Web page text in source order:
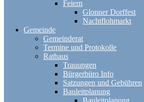
Feiern
Glonner Dorffest
Nachtflohmarkt
Gemeinde
Gemeinderat
Termine und Protokolle
Rathaus
Trauungen
Bürgerbüro Info
Satzungen und Gebühren
Bauleitplanung
Bauleitplanung